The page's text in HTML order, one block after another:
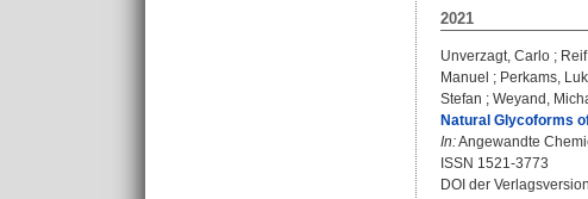
2021
Unverzagt, Carlo ;
Manuel ; Perkams,
Stefan ; Weyand,
Natural Glycoforms
In:Angewandte
ISSN 1521-3773
DOI der